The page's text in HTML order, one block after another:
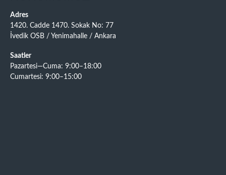
Adres
1420. Cadde 1470. Sokak No: 77
İvedik OSB / Yenimahalle / Ankara
Saatler
Pazartesi—Cuma: 9:00–18:00
Cumartesi: 9:00–15:00